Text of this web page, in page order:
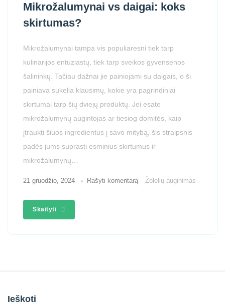
Mikrožalumynai vs daigai: koks
skirtumas?
Mikrožalumynai tampa vis populiaresni tiek tarp
kulinarijos entuziastų, tiek tarp sveikos gyvensenos
šalininkų. Tačiau dažnai jie painiojami su daigais, o ši
painiava sukelia klausimų, kokie yra pagrindiniai
skirtumai tarp šių dviejų produktų. Jei esate
mikrožalumynų augintojas ar tiesiog domitės, kaip
įtraukti šiuos ingredientus į savo mitybą, šis straipsnis
padės jums suprasti esminius skirtumus ir
mikrožalumynų…
21 gruodžio, 2024 Rašyti komentarą Žolelių auginimas
Skaityti
Ieškoti